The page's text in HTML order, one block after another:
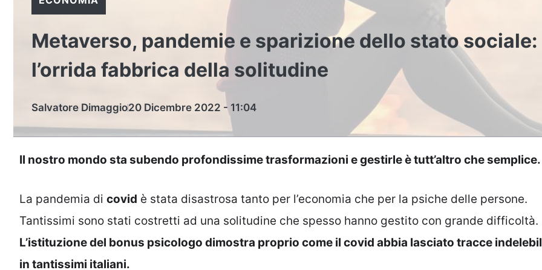
Metaverso, pandemie e sparizione dello stato sociale:
l’orrida fabbrica della solitudine
Salvatore Dimaggio20 Dicembre 2022 - 11:04
Il nostro mondo sta subendo profondissime trasformazioni e gestirle è tutt’altro che semplice.
La pandemia di covid è stata disastrosa tanto per l’economia che per la psiche delle persone.
Tantissimi sono stati costretti ad una solitudine che spesso hanno gestito con grande difficoltà.
L’istituzione del bonus psicologo dimostra proprio come il covid abbia lasciato tracce
in tantissimi italiani.